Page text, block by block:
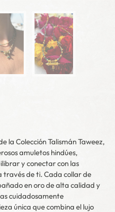
la Colección Talismán Taweez,
amuletos hindúes,
y conectar con las
través de ti. Cada collar de
en oro de alta calidad y
cuidadosamente
única que combina el lujo